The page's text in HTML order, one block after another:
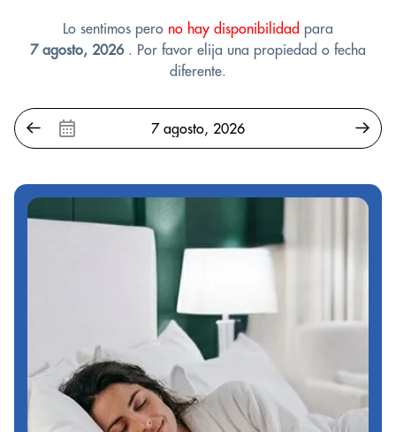
Lo sentimos pero no hay disponibilidad para
7 agosto, 2026. Por favor elija una propiedad o fecha
diferente.